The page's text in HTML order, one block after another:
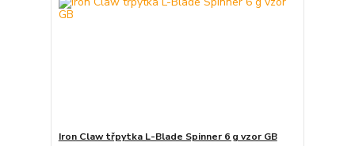
Iron Claw třpytka L-Blade Spinner 6 g vzor GB